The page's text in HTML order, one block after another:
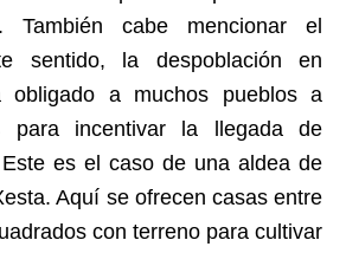
También cabe mencionar el
sentido, la despoblación en
obligado a muchos pueblos a
para incentivar la llegada de
es el caso de una aldea de
Aquí se ofrecen casas entre
con terreno para cultivar